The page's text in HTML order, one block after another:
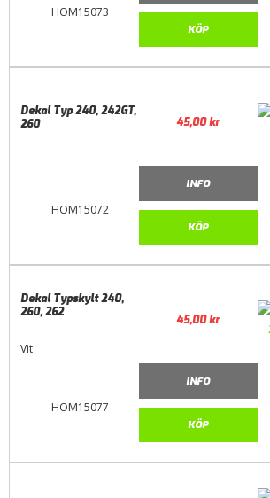
HOM15073
KÖP
HOM15072
Dekal Typ 240, 242GT,
260
45,00kr
INFO
KÖP
HOM15077
Dekal Typskylt 240,
260, 262
Vit
45,00kr
INFO
KÖP